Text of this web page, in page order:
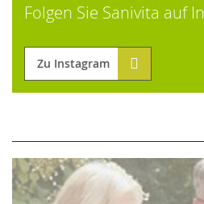
Folgen Sie Sanivita auf
Zu Instagram